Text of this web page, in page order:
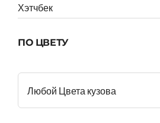
Хэтчбек
ПО ЦВЕТУ
Любой Цвета кузова